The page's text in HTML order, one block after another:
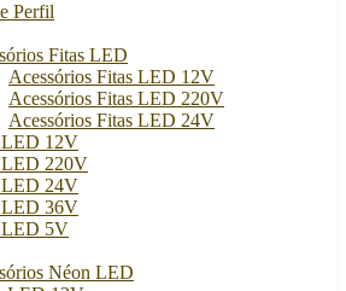
Perfil
Fitas LED
Acessórios Fitas LED 12V
Acessórios Fitas LED 220V
Acessórios Fitas LED 24V
LED 12V
LED 220V
LED 24V
LED 36V
LED 5V
Néon LED